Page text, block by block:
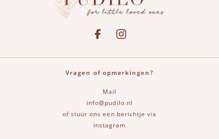
See our FacebookBekijk onze Instagram pagina
Vragen of opmerkingen?
Mail
info@pudilo.nl
of stuur ons een berichtje via
instagram